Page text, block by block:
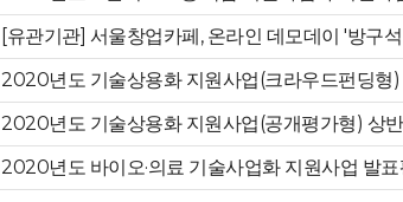
[유관기관] 서울창업카페, 온라인 데모데이 '방구
2020년도 기술상용화 지원사업(크라우드펀딩형
2020년도 기술상용화 지원사업(공개평가형) 상
2020년도 바이오·의료 기술사업화 지원사업 발